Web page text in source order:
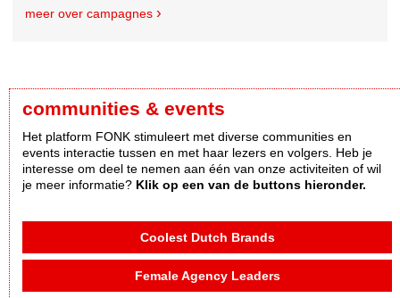
meer over campagnes
communities & events
Het platform FONK stimuleert met diverse communities en
events interactie tussen en met haar lezers en volgers. Heb je
interesse om deel te nemen aan één van onze activiteiten of wil
je meer informatie? Klik op een van de buttons hieronder.
Coolest Dutch Brands
Female Agency Leaders